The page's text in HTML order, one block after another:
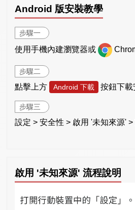
Android 版安裝教學
步驟一
使用手機內建瀏覽器或
步驟二
點擊上方 Android 下載 按鈕下載
步驟三
設定 > 安全性 > 啟用 '未知來源'
啟用 '未知來源' 流程說明